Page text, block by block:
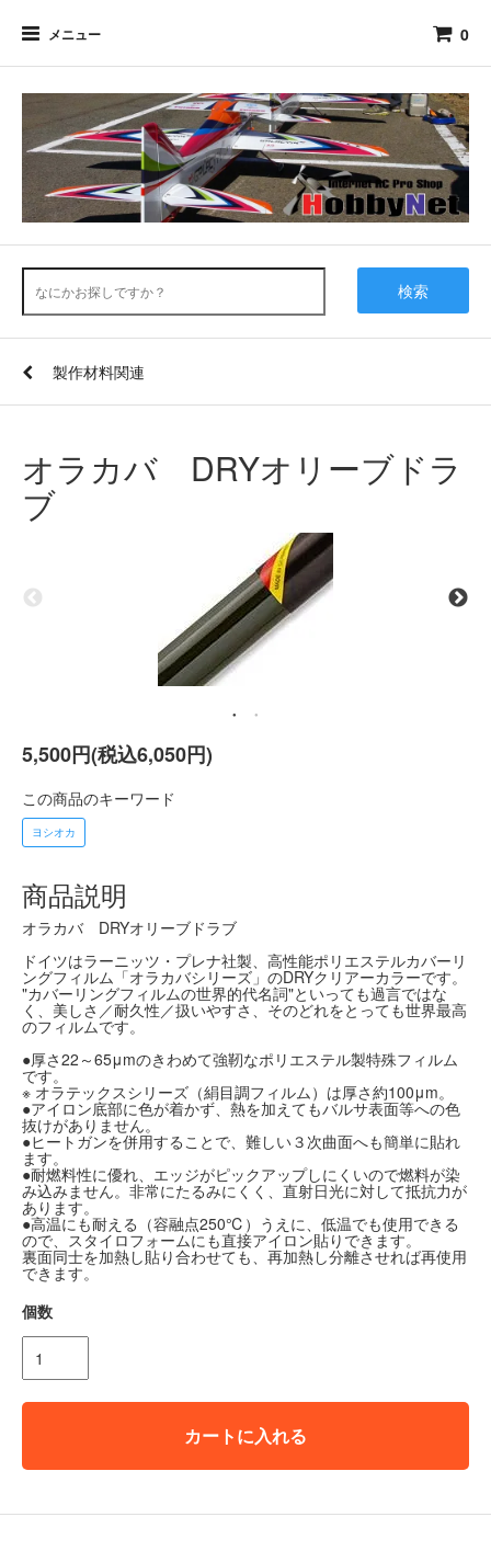
メニュー 0
検索
製作材料関連
オラカバ DRYオリーブドラ
ブ
5,500円(税込6,050円)
この商品のキーワード
ヨシオカ
商品説明
オラカバ DRYオリーブドラブ
ドイツはラーニッツ・プレナ社製、高性能ポリエステルカバーリ
ングフィルム「オラカバシリーズ」のDRYクリアーカラーです。
"カバーリングフィルムの世界的代名詞"といっても過言ではな
く、美しさ／耐久性／扱いやすさ、そのどれをとっても世界最高
のフィルムです。
●厚さ22～65μmのきわめて強靭なポリエステル製特殊フィルム
です。
※ オラテックスシリーズ（絹目調フィルム）は厚さ約100μm。
●アイロン底部に色が着かず、熱を加えてもバルサ表面等への色
抜けがありません。
●ヒートガンを併用することで、難しい３次曲面へも簡単に貼れ
ます。
●耐燃料性に優れ、エッジがピックアップしにくいので燃料が染
み込みません。非常にたるみにくく、直射日光に対して抵抗力が
あります。
●高温にも耐える（容融点250℃）うえに、低温でも使用できる
ので、スタイロフォームにも直接アイロン貼りできます。
裏面同士を加熱し貼り合わせても、再加熱し分離させれば再使用
できます。
個数
カートに入れる